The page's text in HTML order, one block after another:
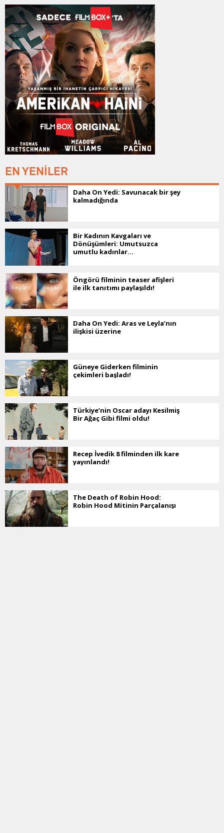
EN YENİLER
Daha On Yedi: Savunacak bir şey
kalmadığında
Bir Kadının Kavgaları ve
Dönüşümleri: Umutsuzca
umutlu kadınlar...
Öngörü filminin teaser afişleri
ile ilk tanıtımı paylaşıldı!
Daha On Yedi: Aras ve Leyla’nın
ilişkisi üzerine
Güneye Giderken filminin
çekimleri başladı!
Türkiye’nin Oscar adayı Kesilmiş
Bir Ağaç Gibi filmi oldu!
Recep İvedik 8 filminden ilk kare
yayınlandı!
The Death of Robin Hood:
Robin Hood Mitinin Parçalanışı